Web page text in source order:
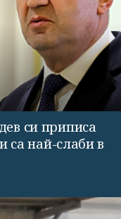
си приписа
са най-слаби в